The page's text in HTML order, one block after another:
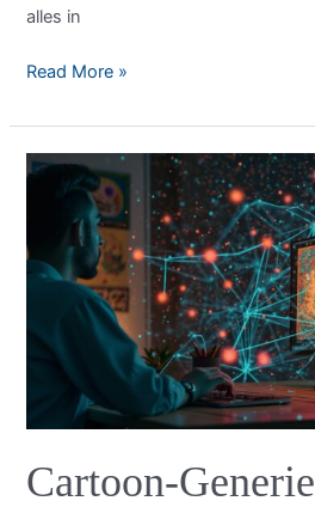
alles in
NVIDIAs
Campus
bei
Paris:
Zwischen
Vision
und
Verantwortung
Read More »
Cartoon-